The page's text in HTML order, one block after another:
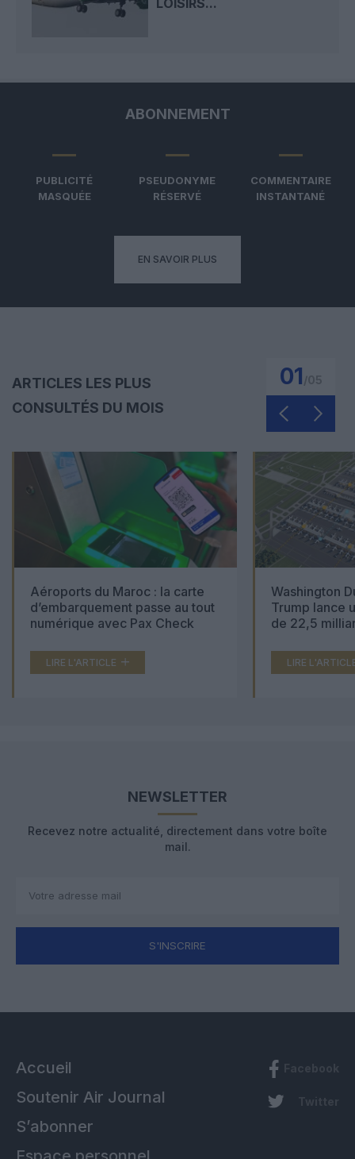
ABONNEMENT
PUBLICITÉ
MASQUÉE
PSEUDONYME
RÉSERVÉ
COMMENTAIRE
INSTANTANÉ
EN SAVOIR PLUS
ARTICLES LES PLUS
CONSULTÉS DU MOIS
01
Aéroports du Maroc : la carte
d’embarquement passe au tout
numérique avec Pax Check
LIRE L'ARTICLE
Washington
Trump lance
de 22,5
LIRE
NEWSLETTER
Recevez notre actualité, directement dans votre boîte
mail.
S'INSCRIRE
Accueil
Soutenir Air Journal
S’abonner